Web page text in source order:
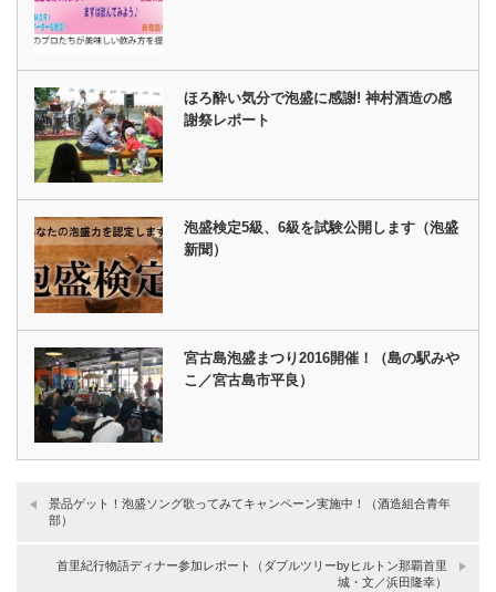
ほろ酔い気分で泡盛に感謝! 神村酒造の感
謝祭レポート
泡盛検定5級、6級を試験公開します（泡盛
新聞）
宮古島泡盛まつり2016開催！（島の駅みや
こ／宮古島市平良）
景品ゲット！泡盛ソング歌ってみてキャンペーン実施中！（酒造組合青年
部）
首里紀行物語ディナー参加レポート（ダブルツリーbyヒルトン那覇首里
城・文／浜田隆幸）